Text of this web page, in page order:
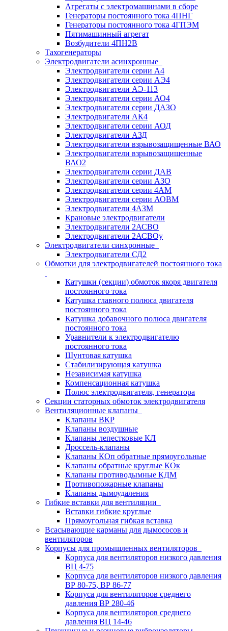
Агрегаты с электромашинами в сборе
Генераторы постоянного тока 4ПНГ
Генераторы постоянного тока 4ГПЭМ
Пятимашинный агрегат
Возбудители 4ПН2В
Тахогенераторы
Электродвигатели асинхронные
Электродвигатели серии А4
Электродвигатели серии АЭ4
Электродвигатели АЭ-113
Электродвигатели серии АО4
Электродвигатели серии ДАЗО
Электродвигатели АК4
Электродвигатели серии АОД
Электродвигатели АЗД
Электродвигатели взрывозащищенные ВАО
Электродвигатели взрывозащищенные
ВАО2
Электродвигатели серии ДАВ
Электродвигатели серии АЗО
Электродвигатели серии 4АМ
Электродвигатели серии АОВМ
Электродвигатели 4АЗМ
Крановые электродвигатели
Электродвигатели 2АСВО
Электродвигатели 2АСВОу
Электродвигатели синхронные
Электродвигатели СД2
Обмотки для электродвигателей постоянного тока
Катушки (секции) обмоток якоря двигателя
постоянного тока
Катушка главного полюса двигателя
постоянного тока
Катушка добавочного полюса двигателя
постоянного тока
Уравнители к электродвигателю
постоянного тока
Шунтовая катушка
Стабилизирующая катушка
Независимая катушка
Компенсационная катушка
Полюс электродвигателя, генератора
Секции статорных обмоток электродвигателя
Вентиляционные клапаны
Клапаны ВКР
Клапаны воздушные
Клапаны лепестковые КЛ
Дроссель-клапаны
Клапаны КОп обратные прямоугольные
Клапаны обратные круглые КОк
Клапаны противодымные КДМ
Противопожарные клапаны
Клапаны дымоудаления
Гибкие вставки для вентиляции
Вставки гибкие круглые
Прямоугольная гибкая вставка
Всасывающие карманы для дымососов и
вентиляторов
Корпусы для промышленных вентиляторов
Корпуса для вентиляторов низкого давления
ВЦ 4-75
Корпуса для вентиляторов низкого давления
ВР 80-75, ВР 86-77
Корпуса для вентиляторов среднего
давления ВР 280-46
Корпуса для вентиляторов среднего
давления ВЦ 14-46